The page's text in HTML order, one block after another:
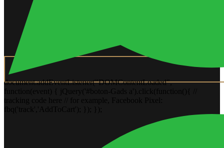
document.addEventListener("DOMContentLoaded",